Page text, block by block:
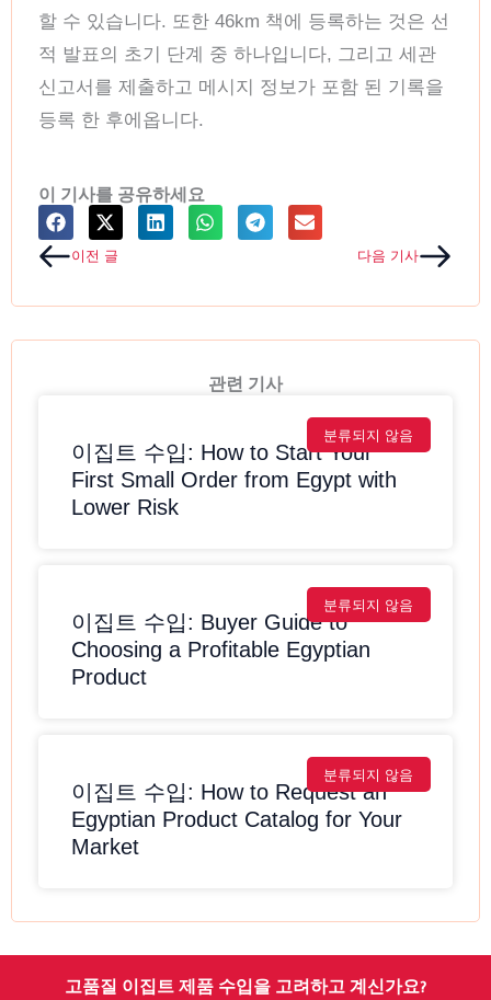
할 수 있습니다. 또한 46km 책에 등록하는 것은 선
적 발표의 초기 단계 중 하나입니다, 그리고 세관
신고서를 제출하고 메시지 정보가 포함 된 기록을
등록 한 후에옵니다.
이 기사를 공유하세요
Prev
이전 글 다음 기사Next
관련 기사
분류되지 않음
이집트 수입: How to Start Your
First Small Order from Egypt with
Lower Risk
분류되지 않음
이집트 수입: Buyer Guide to
Choosing a Profitable Egyptian
Product
분류되지 않음
이집트 수입: How to Request an
Egyptian Product Catalog for Your
Market
고품질 이집트 제품 수입을 고려하고 계신가요?